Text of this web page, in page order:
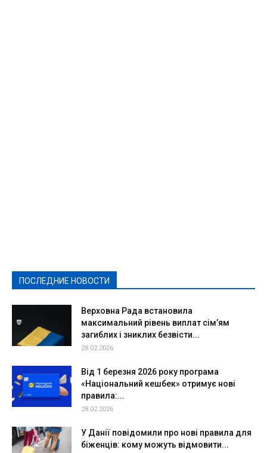
ПОСЛЕДНИЕ НОВОСТИ
Верховна Рада встановила
максимальний рівень виплат сім’ям
загиблих і зниклих безвісти...
28.02.2026
Від 1 березня 2026 року програма
«Національний кешбек» отримує нові
правила:...
28.02.2026
У Данії повідомили про нові правила для
біженців: кому можуть відмовити...